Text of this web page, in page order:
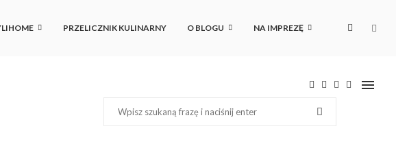
PRZELICZNIK KULINARNY O BLOGU NA IMPREZĘ